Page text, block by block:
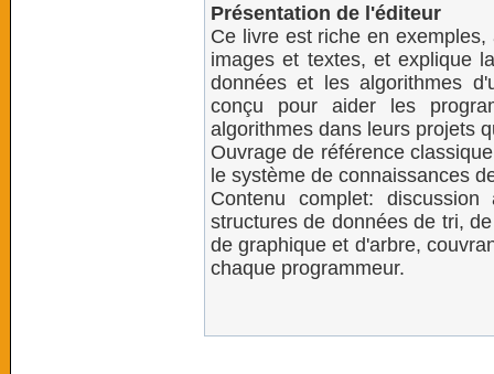
Présentation de l'éditeur
Ce livre est riche en exemples,
images et textes, et explique
données et les algorithmes
conçu pour aider les
algorithmes dans leurs projets
Ouvrage de référence
le système de connaissances
Contenu complet:
structures de données de tri,
de graphique et d'arbre,
chaque programmeur.